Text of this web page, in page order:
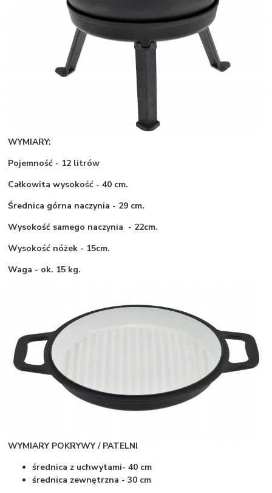
WYMIARY:
Pojemność - 12 litrów
Całkowita wysokość - 40 cm.
Średnica górna naczynia - 29 cm.
Wysokość samego naczynia - 22cm.
Wysokość nóżek - 15cm.
Waga - ok. 15 kg.
WYMIARY POKRYWY / PATELNI
średnica z uchwytami- 40 cm
średnica zewnętrzna - 30 cm